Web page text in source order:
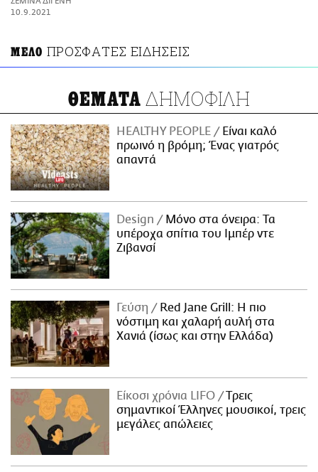
ΑΜΠΑ
10.9.2021
ΜΕΛΟ ΠΡΟΣΦΑΤΕΣ ΕΙΔΗΣΕΙΣ
ΘΕΜΑΤΑ ΔΗΜΟΦΙΛΗ
HEALTHY PEOPLE
Είναι καλό
πρωινό η βρόμη; Ένας γιατρός
απαντά
Design
Μόνο στα όνειρα: Τα
υπέροχα σπίτια του Ιμπέρ ντε
Ζιβανσί
Γεύση
Red Jane Grill: Η πιο
νόστιμη και χαλαρή αυλή στα
Χανιά (ίσως και στην Ελλάδα)
Είκοσι χρόνια LIFO
Tρεις
σημαντικοί Έλληνες μουσικοί, τρεις
μεγάλες απώλειες